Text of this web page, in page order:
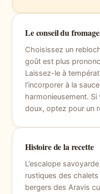
Le conseil du
Choisissez un
goût est plus
Laissez-le à
l’incorporer à la
harmonieusement.
doux, optez pour un
Histoire de la recette
L’escalope
rustiques des chalets
bergers des Aravis